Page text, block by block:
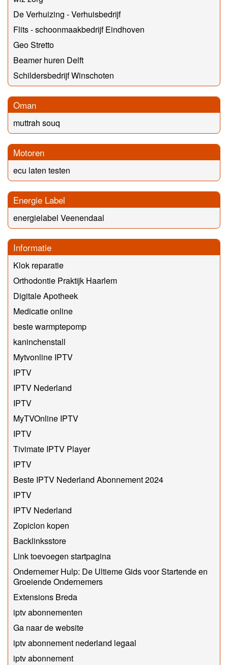
De Verhuizing - Verhuisbedrijf
Flits - schoonmaakbedrijf Eindhoven
Geo Stretto
Beamer huren Delft
Schildersbedrijf Winschoten
Oman
muttrah souq
Motoren
ecu laten testen
Energie Label
energielabel Veenendaal
Informatie
Klok reparatie
Orthodontie Praktijk Haarlem
Digitale Apotheek
Medicatie online
beste warmptepomp
kaninchenstall
Mytvonline IPTV
IPTV
IPTV Nederland
IPTV
MyTVOnline IPTV
IPTV
Tivimate IPTV Player
IPTV
Beste IPTV Nederland Abonnement 2024
IPTV
IPTV Nederland
Zopiclon kopen
Backlinksstore
Link toevoegen startpagina
Ondernemer Hulp: De Ultieme Gids voor Startende en
Groeiende Ondernemers
Extensions Breda
iptv abonnementen
Ga naar de website
iptv abonnement nederland legaal​
iptv abonnement